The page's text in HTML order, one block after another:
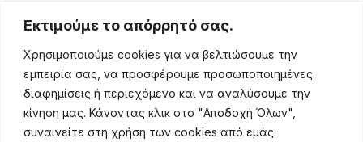
Εκτιμούμε το απόρρητό σας.
Χρησιμοποιούμε cookies για να βελτιώσουμε την
εμπειρία σας, να προσφέρουμε προσωποποιημένες
διαφημίσεις ή περιεχόμενο και να αναλύσουμε την
κίνηση μας. Κάνοντας κλικ στο "Αποδοχή Όλων",
συναινείτε στη χρήση των cookies από εμάς.
Επικοινωνία
Ρόδου 133, Αθήνα 10443
(+30) 211 725 5427
sales@lightingexpert.gr